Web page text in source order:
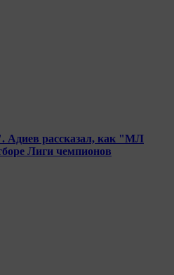
Адиев рассказал, как "МЛ
Лиги чемпионов